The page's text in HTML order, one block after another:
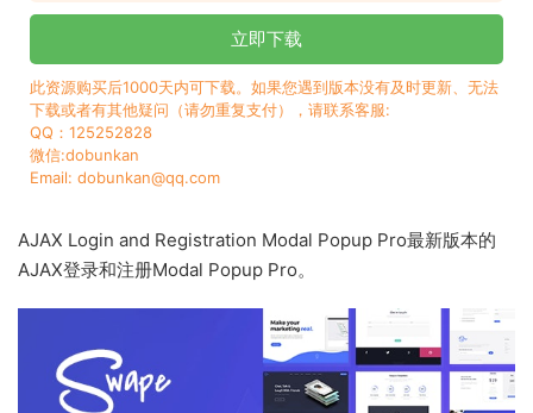
立即下载
此资源购买后1000天内可下载。如果您遇到版本没有及时更新、无法
下载或者有其他疑问（请勿重复支付），请联系客服:
QQ：125252828
微信:dobunkan
Email: dobunkan@qq.com
AJAX Login and Registration Modal Popup Pro最新版本的
AJAX登录和注册Modal Popup Pro。